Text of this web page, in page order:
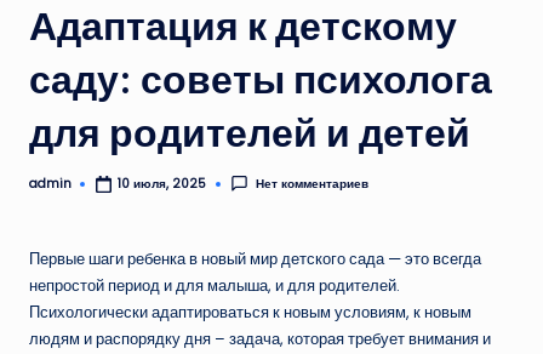
Адаптация к детскому
саду: советы психолога
для родителей и детей
Запись
admin 10 июля, 2025 Нет комментариев
Первые шаги ребенка в новый мир детского сада — это всегда
непростой период и для малыша, и для родителей.
Психологически адаптироваться к новым условиям, к новым
людям и распорядку дня – задача, которая требует внимания и